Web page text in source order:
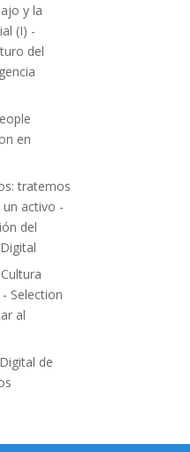
y la
(I) -
del
en
tratemos
activo -
del
Selection
al
de